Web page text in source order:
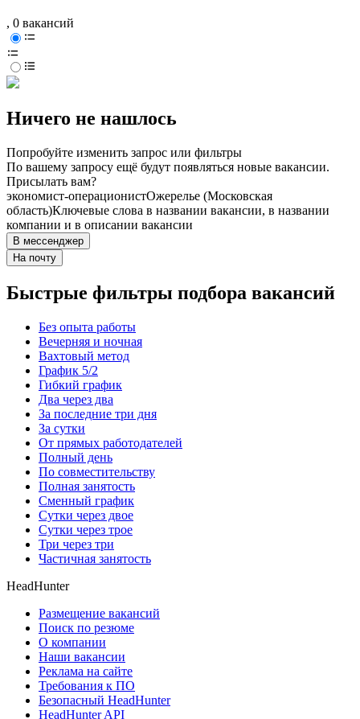
, 0 вакансий
Ничего не нашлось
Попробуйте изменить запрос или фильтры
По вашему запросу ещё будут появляться новые вакансии.
Присылать вам?
экономист-операционистОжерелье (Московская
область)Ключевые слова в названии вакансии, в названии
компании и в описании вакансии
В мессенджер
На почту
Быстрые фильтры подбора вакансий
Без опыта работы
Вечерняя и ночная
Вахтовый метод
График 5/2
Гибкий график
Два через два
За последние три дня
За сутки
От прямых работодателей
Полный день
По совместительству
Полная занятость
Сменный график
Сутки через двое
Сутки через трое
Три через три
Частичная занятость
HeadHunter
Размещение вакансий
Поиск по резюме
О компании
Наши вакансии
Реклама на сайте
Требования к ПО
Безопасный HeadHunter
HeadHunter API